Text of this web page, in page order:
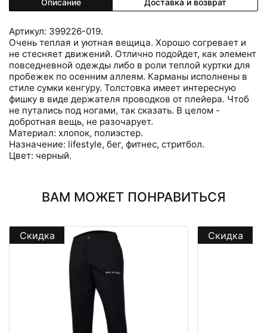
Артикул: 399226-019.
Очень теплая и уютная вещица. Хорошо согревает и
не стесняет движений. Отлично подойдет, как элемент
повседневной одежды либо в роли теплой куртки для
пробежек по осенним аллеям. Карманы исполнены в
стиле сумки кенгуру. Толстовка имеет интересную
фишку в виде держателя проводков от плейера. Чтоб
не путались под ногами, так сказать. В целом -
добротная вещь, не разочарует.
Материал: хлопок, полиэстер.
Назначение: lifestyle, бег, фитнес, стритбол.
Цвет: черный.
ВАМ МОЖЕТ ПОНРАВИТЬСЯ
Скидка Скидка